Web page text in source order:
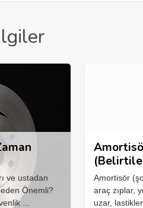
ve ustadan
Önemli?
...
Amortisör
araç zıplar,
uzar, lastikler